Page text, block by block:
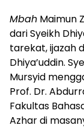
Mbah Maimun
dari Syeikh
tarekat, ijazah
Dhiya’uddin.
Mursyid
Prof. Dr.
Fakultas
Azhar di